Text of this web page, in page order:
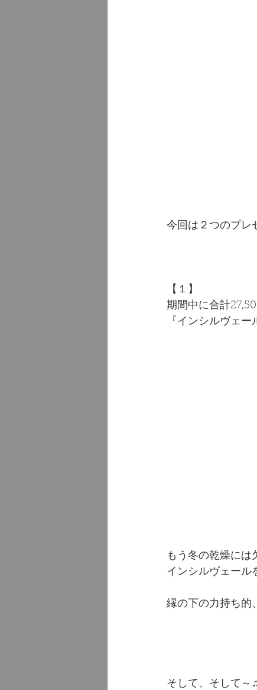
今回は２つのプレ
【１】
期間中に合計
『インシルヴェ
もう冬の乾燥には
インシルヴェール
縁の下の力持ち的
そして、そして～